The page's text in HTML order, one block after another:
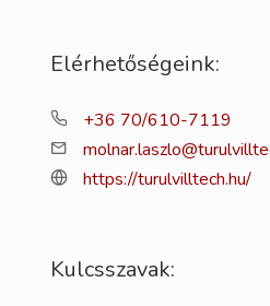
Elérhetőségeink:
+36 70/610-7119
https://turulvilltech.hu/
Kulcsszavak: